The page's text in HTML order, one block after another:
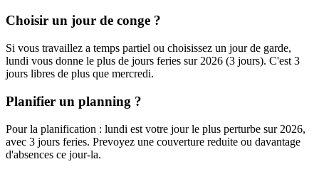
Choisir un jour de conge ?
Si vous travaillez a temps partiel ou choisissez un jour de garde,
lundi vous donne le plus de jours feries sur 2026 (3 jours). C'est 3
jours libres de plus que mercredi.
Planifier un planning ?
Pour la planification : lundi est votre jour le plus perturbe sur 2026,
avec 3 jours feries. Prevoyez une couverture reduite ou davantage
d'absences ce jour-la.